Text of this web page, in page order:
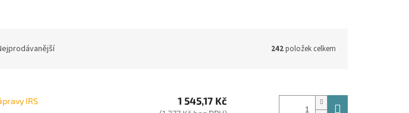
242položek celkem
IRS 1 545,17 Kč